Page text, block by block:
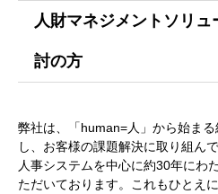
人財マネジメントソリ
討の方
弊社は、「human=人」から始ま
し、お客様の課題解決に取り組ん
人事システムを中心に約30年にわ
ただいております。これもひとえ